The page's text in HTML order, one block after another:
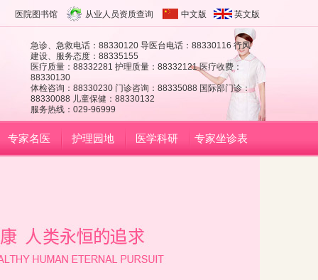
医院图书馆 从业人员资质查询 中文版 英文版
急诊、急救电话：88330120 导医台电话：88330116 行风
建设、服务态度：88335155
医疗质量：88332281 护理质量：88332121 医疗收费：
88330130
体检咨询：88330230 门诊咨询：88335088 国际部门诊：
88330088 儿童保健：88330132
服务热线：029-96999
专家名医 护理园地 医学科研 专家坐诊表